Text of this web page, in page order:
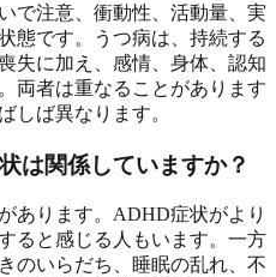
で注意、衝動性、活動量、実
態です。うつ病は、持続する
失に加え、感情、身体、認知
両者は重なることがあります
しば異なります。
は関係していますか？
あります。ADHD症状がより
ると感じる人もいます。一方
のいらだち、睡眠の乱れ、不